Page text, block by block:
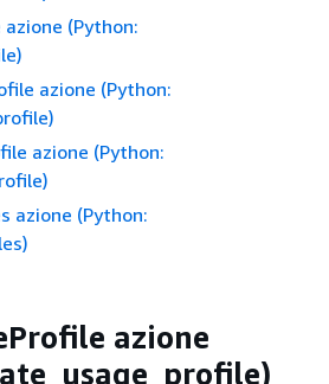
(Python:
azione (Python:
azione (Python:
azione (Python:
azione